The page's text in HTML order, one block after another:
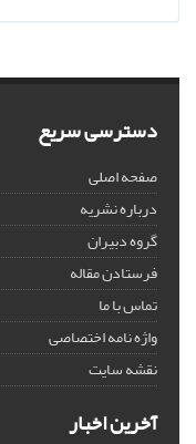
دسترسی سریع
صفحه اصلی
درباره نشریه
گروه دبیران
فرستادن مقاله
تماس با ما
واژه نامه اختصاصی
نقشه سایت
آخرین اخبار